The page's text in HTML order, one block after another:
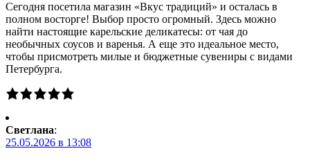
Сегодня посетила магазин «Вкус традиций» и осталась в
полном восторге! Выбор просто огромный. Здесь можно
найти настоящие карельские деликатесы: от чая до
необычных соусов и варенья. А еще это идеальное место,
чтобы присмотреть милые и бюджетные сувениры с видами
Петербурга.
Светлана:
25.05.2026 в 13:08